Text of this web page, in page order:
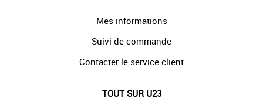
Mes informations
Suivi de commande
Contacter le service client
TOUT SUR U23